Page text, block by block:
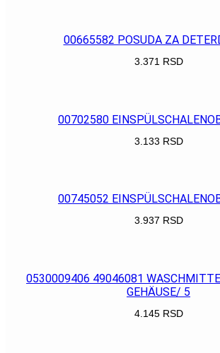
00665582 POSUDA ZA
3.371 RSD
00702580
3.133 RSD
00745052
3.937 RSD
0530009406 49046081
GEHÄUSE/ 5
4.145 RSD